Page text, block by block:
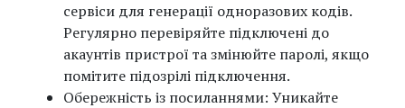
сервіси для генерації одноразових кодів.
Регулярно перевіряйте підключені до
акаунтів пристрої та змінюйте паролі, якщо
помітите підозрілі підключення.
Обережність із посиланнями: Уникайте